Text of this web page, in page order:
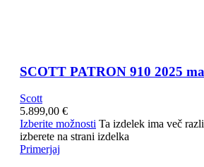
SCOTT PATRON 910 2025
Scott
5.899,00 €
Izberite možnosti Ta izdelek ima več
izberete na strani izdelka
Primerjaj